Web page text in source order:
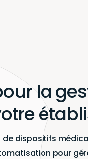
la
dispositifs
pour